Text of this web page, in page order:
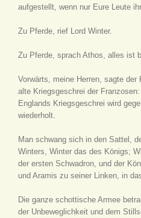
aufgestellt, wenn nur Eure Leute
Zu Pferde, rief Lord Winter.
Zu Pferde, sprach Athos, alles ist
Vorwärts, meine Herren, sagte
alte Kriegsgeschrei der
Englands Kriegsgeschrei wird
wiederholt.
Man schwang sich in den Sattel,
Winters, Winter das des Königs;
der ersten Schwadron, und der
und Aramis zu seiner Linken, in
Die ganze schottische Armee
der Unbeweglichkeit und dem